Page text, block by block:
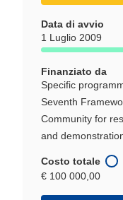
Data di avvio
1 Luglio 2009
Finanziato da
Specific
Seventh
Community for
and
Costo totale
€ 100 000,00